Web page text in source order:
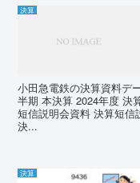
決算
小田急電鉄の決算資料デ
半期 本決算 2024年度 決
短信説明会資料 決算短
決...
決算